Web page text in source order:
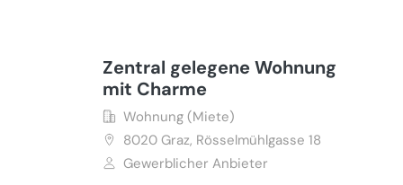
Zentral gelegene Wohnung
mit Charme
Wohnung (Miete)
8020 Graz, Rösselmühlgasse 18
Gewerblicher Anbieter